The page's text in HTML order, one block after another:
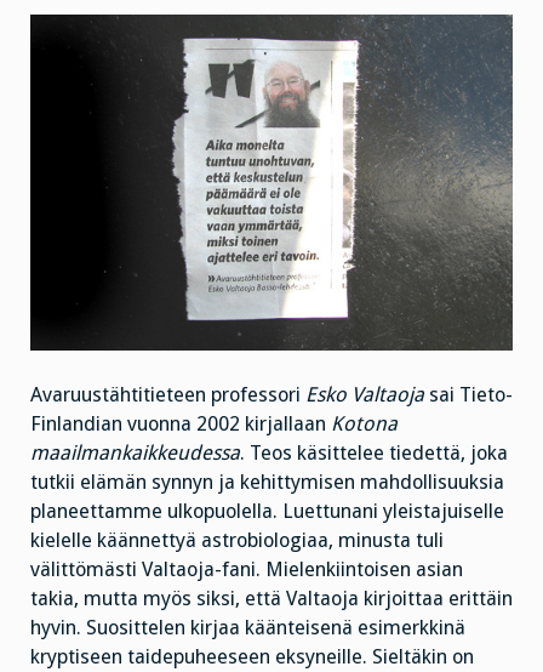
Avaruustähtitieteen professori Esko Valtaoja sai Tieto-
Finlandian vuonna 2002 kirjallaan Kotona
maailmankaikkeudessa. Teos käsittelee tiedettä, joka
tutkii elämän synnyn ja kehittymisen mahdollisuuksia
planeettamme ulkopuolella. Luettunani yleistajuiselle
kielelle käännettyä astrobiologiaa, minusta tuli
välittömästi Valtaoja-fani. Mielenkiintoisen asian
takia, mutta myös siksi, että Valtaoja kirjoittaa erittäin
hyvin. Suosittelen kirjaa käänteisenä esimerkkinä
kryptiseen taidepuheeseen eksyneille. Sieltäkin on